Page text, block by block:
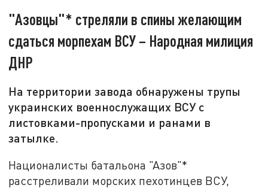
"Азовцы"* стреляли в спины желающим
сдаться морпехам ВСУ – Народная милиция
ДНР
На территории завода обнаружены трупы
украинских военнослужащих ВСУ с
листовками-пропусками и ранами в
затылке.
Националисты батальона "Азов"*
расстреливали морских пехотинцев ВСУ,